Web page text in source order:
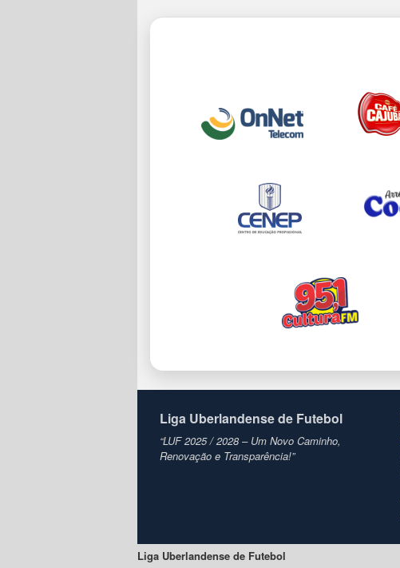
Liga Uberlandense de Futebol
“LUF 2025 / 2028 – Um Novo Caminho,
Renovação e Transparência!”
Liga Uberlandense de Futebol